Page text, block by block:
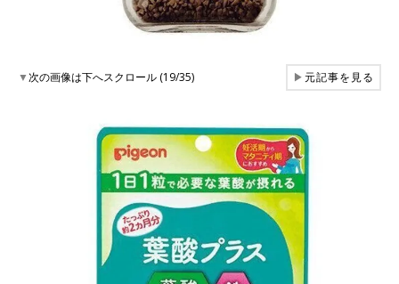
▼次の画像は下へスクロール (19/35) ▶元記事を見る